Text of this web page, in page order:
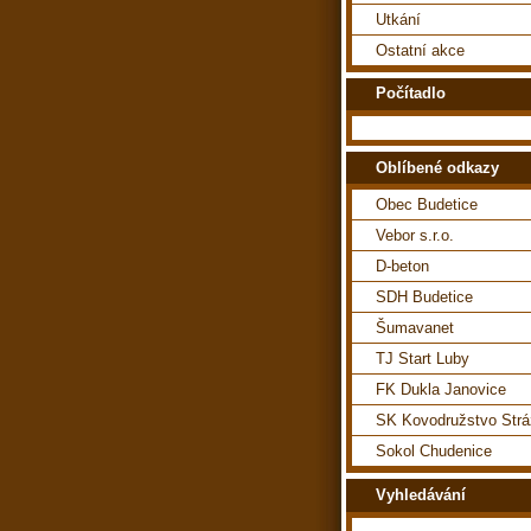
Utkání
Ostatní akce
Počítadlo
Oblíbené odkazy
Obec Budetice
Vebor s.r.o.
D-beton
SDH Budetice
Šumavanet
TJ Start Luby
FK Dukla Janovice
SK Kovodružstvo
Sokol Chudenice
Vyhledávání